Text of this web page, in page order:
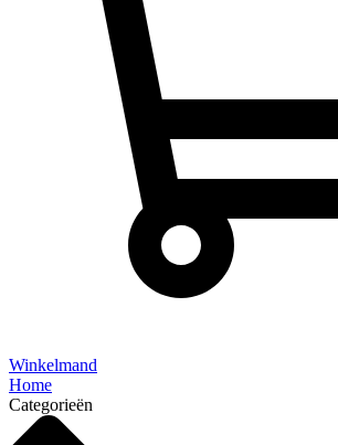
Winkelmand
Home
Categorieën